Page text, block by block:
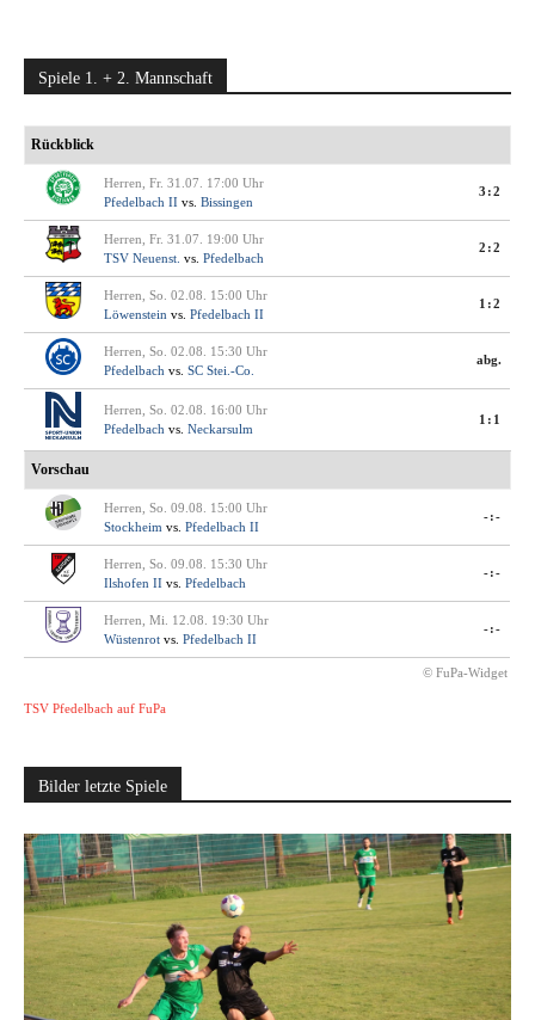
Spiele 1. + 2. Mannschaft
Rückblick
Herren, Fr. 31.07. 17:00 Uhr
Pfedelbach II vs. Bissingen
3:2
Herren, Fr. 31.07. 19:00 Uhr
TSV Neuenst. vs. Pfedelbach
2:2
Herren, So. 02.08. 15:00 Uhr
Löwenstein vs. Pfedelbach II
1:2
Herren, So. 02.08. 15:30 Uhr
Pfedelbach vs. SC Stei.-Co.
abg.
Herren, So. 02.08. 16:00 Uhr
Pfedelbach vs. Neckarsulm
1:1
Vorschau
Herren, So. 09.08. 15:00 Uhr
Stockheim vs. Pfedelbach II
-:-
Herren, So. 09.08. 15:30 Uhr
Ilshofen II vs. Pfedelbach
-:-
Herren, Mi. 12.08. 19:30 Uhr
Wüstenrot vs. Pfedelbach II
-:-
© FuPa-Widget
TSV Pfedelbach auf FuPa
Bilder letzte Spiele